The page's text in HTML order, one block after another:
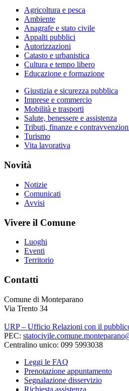
Agricoltura e pesca
Ambiente
Anagrafe e stato civile
Appalti pubblici
Autorizzazioni
Catasto e urbanistica
Cultura e tempo libero
Educazione e formazione
Giustizia e sicurezza pubblica
Imprese e commercio
Mobilità e trasporti
Salute, benessere e assistenza
Tributi, finanze e
Turismo
Vita lavorativa
Novità
Notizie
Comunicati
Avvisi
Vivere il Comune
Luoghi
Eventi
Territorio
Contatti
Comune di Monteparano
Via Trento 34
URP – Ufficio Relazioni con il
PEC:
Centralino unico: 099 5993038
Leggi le FAQ
Prenotazione appuntamento
Segnalazione disservizio
Richiesta assistenza